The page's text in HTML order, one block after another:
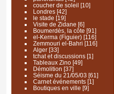
coucher de soleil [10]
Londres[42]
le stade [19]
Visite de Zidane [6]
Boumerdès, la côte [91]
el-Kerma (Figuier)[116]
Zemmouri el-Bahri [116]
Alger[33]
tchat et discussions[1]
Tableaux Zino[49]
Démolition [37]
Séisme du 21/05/03 [61]
Carnet événements[1]
Boutiques en ville [9]